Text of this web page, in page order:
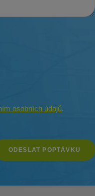
osobních údajů.
ODESLAT POPTÁVKU